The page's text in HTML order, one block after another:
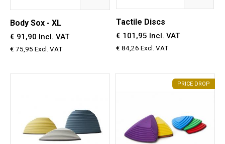
Body Sox - XL
€ 91,90 Incl. VAT
€ 75,95 Excl. VAT
Tactile Discs
€ 101,95 Incl. VAT
€ 84,26 Excl. VAT
PRICE DROP